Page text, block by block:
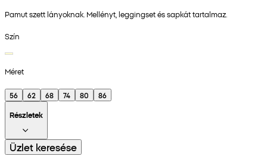
Pamut szett lányoknak. Mellényt, leggingset és sapkát tartalmaz.
Szín
Méret
56 62 68 74 80
86
Részletek
Üzlet keresése